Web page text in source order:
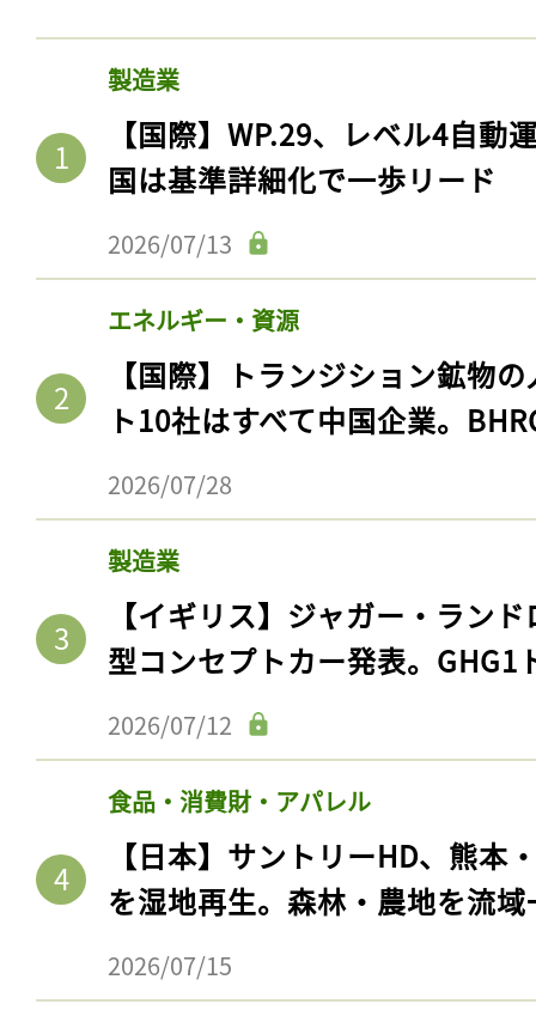
製造業
【国際】WP.29、レベル4自動
国は基準詳細化で一歩リード
2026/07/13
エネルギー・資源
【国際】トランジション鉱物
ト10社はすべて中国企業。
2026/07/28
製造業
【イギリス】ジャガー・ラン
型コンセプトカー発表。GHG1
2026/07/12
食品・消費財・アパレル
【日本】サントリーHD、熊本
を湿地再生。森林・農地を流
2026/07/15